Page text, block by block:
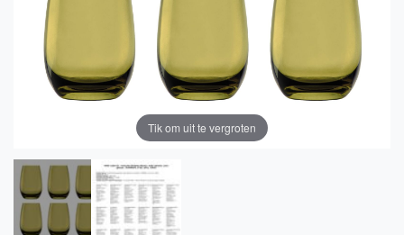
Tik om uit te vergroten